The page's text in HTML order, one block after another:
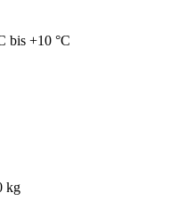
bis +10 °C
kg